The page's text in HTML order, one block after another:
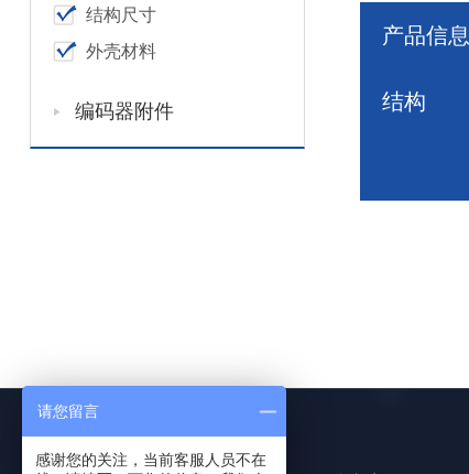
结构尺寸
外壳材料
编码器附件
产品信息
结构
请您留言
感谢您的关注，当前客服人员不在